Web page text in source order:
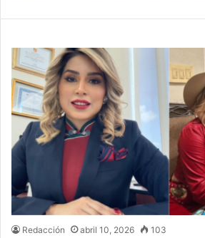
Redacción abril 10, 2026 103